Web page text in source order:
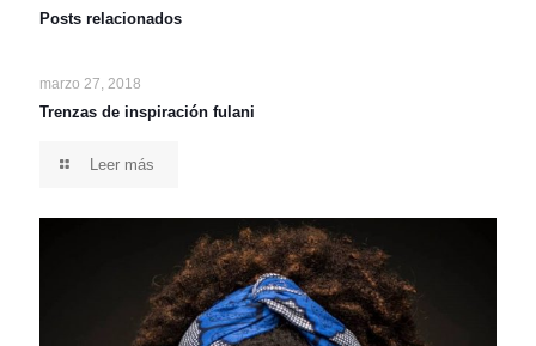
Posts relacionados
marzo 27, 2018
Trenzas de inspiración fulani
Leer más